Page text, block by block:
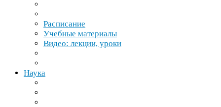
Расписание
Учебные материалы
Видео: лекции, уроки
Наука